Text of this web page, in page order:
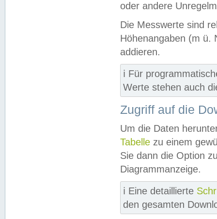
oder andere
Die Messwerte sind
Höhenangaben (m ü.
addieren.
ℹ️ Für
Werte stehen auch
Zugriff auf die
Um die Daten
Tabelle zu einem
Sie dann die Option
Diagrammanzeige.
ℹ️ Eine detaillierte
den gesamten